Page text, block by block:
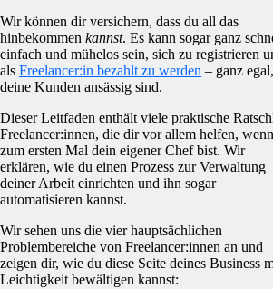
Wir können dir versichern, dass du all das
hinbekommen kannst. Es kann sogar ganz
einfach und mühelos sein, sich zu registrieren
als Freelancer:in bezahlt zu werden – ganz
deine Kunden ansässig sind.
Dieser Leitfaden enthält viele praktische
Freelancer:innen, die dir vor allem helfen,
zum ersten Mal dein eigener Chef bist. Wir
erklären, wie du einen Prozess zur Verwaltung
deiner Arbeit einrichten und ihn sogar
automatisieren kannst.
Wir sehen uns die vier hauptsächlichen
Problembereiche von Freelancer:innen an und
zeigen dir, wie du diese Seite deines Business
Leichtigkeit bewältigen kannst: